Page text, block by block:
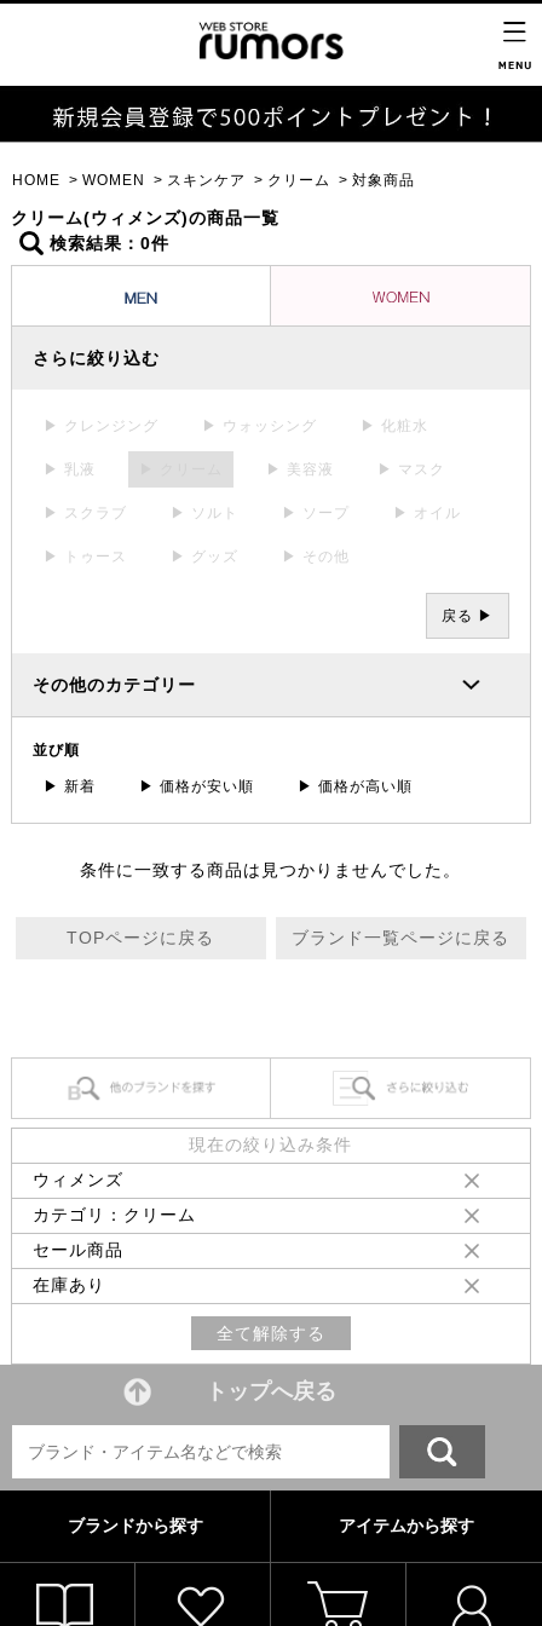
HOME WOMEN スキンケア クリーム 対象商品
クリーム(ウィメンズ)の商品一覧
検索結果：0件
さらに絞り込む
▶ クレンジング ▶ ウォッシング ▶ 化粧水
▶ 乳液 ▶ 美容液 ▶ マスク
▶ スクラブ ▶ ソルト ▶ ソープ ▶ オイル
▶ トゥース ▶ グッズ ▶ その他
戻る ▶
その他のカテゴリー
並び順
▶ 新着 ▶ 価格が安い順 ▶ 価格が高い順
条件に一致する商品は見つかりませんでした。
TOPページに戻る ブランド一覧ページに戻る
現在の絞り込み条件
ウィメンズ
カテゴリ：クリーム
セール商品
在庫あり
全て解除する
トップへ戻る
ブランドから探す アイテムから探す